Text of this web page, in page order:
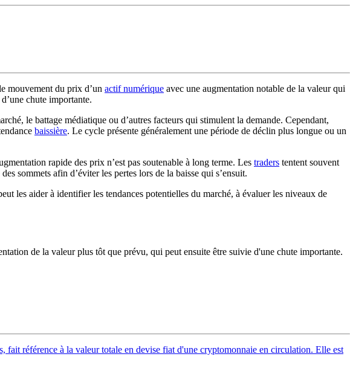
mouvement du prix d’un actif numérique avec une augmentation notable de la valeur qui
chute importante.
le battage médiatique ou d’autres facteurs qui stimulent la demande. Cependant,
baissière. Le cycle présente généralement une période de déclin plus longue ou un
rapide des prix n’est pas soutenable à long terme. Les traders tentent souvent
sommets afin d’éviter les pertes lors de la baisse qui s’ensuit.
les aider à identifier les tendances potentielles du marché, à évaluer les niveaux de
de la valeur plus tôt que prévu, qui peut ensuite être suivie d'une chute importante.
référence à la valeur totale en devise fiat d'une cryptomonnaie en circulation. Elle est